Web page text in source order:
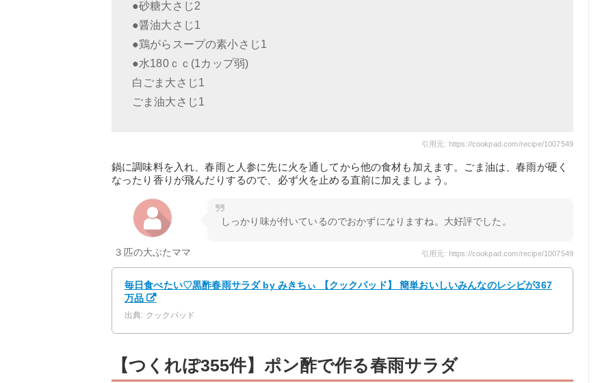
●砂糖大さじ2
●醤油大さじ1
●鶏がらスープの素小さじ1
●水180ｃｃ(1カップ弱)
白ごま大さじ1
ごま油大さじ1
引用元: https://cookpad.com/recipe/1007549
鍋に調味料を入れ、春雨と人参に先に火を通してから他の食材も加えます。ごま油は、春雨が硬く
なったり香りが飛んだりするので、必ず火を止める直前に加えましょう。
３匹の大ぶたママ
しっかり味が付いているのでおかずになりますね。大好評でした。
引用元: https://cookpad.com/recipe/1007549
毎日食べたい♡黒酢春雨サラダ by みきちぃ 【クックパッド】 簡単おいしいみんなのレシピが367
万品
出典: クックパッド
【つくれぽ355件】ポン酢で作る春雨サラダ